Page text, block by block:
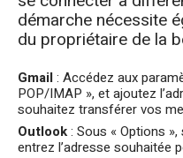
démarche nécessite
du propriétaire de la
Gmail: Accédez aux
POP/IMAP », et ajoutez
souhaitez transférer vos
Outlook: Sous « Options
entrez l’adresse souhaitée